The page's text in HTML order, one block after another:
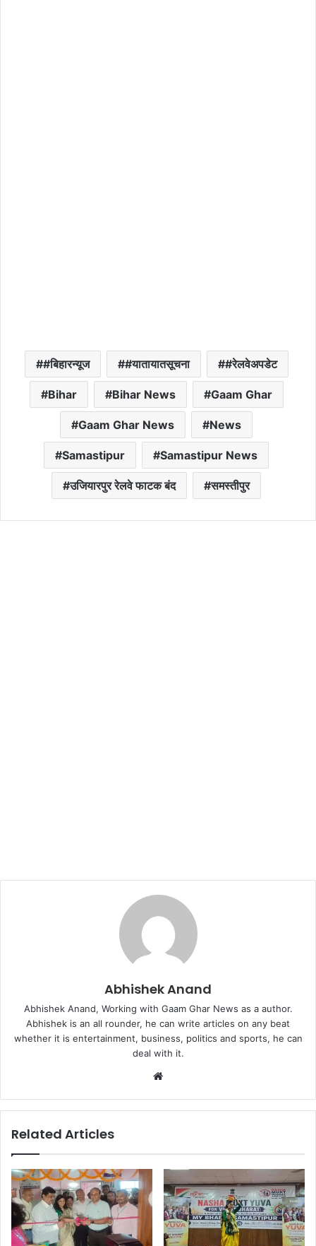
#बिहारन्यूज #यातायातसूचना #रेलवेअपडेट
Bihar Bihar News Gaam Ghar
Gaam Ghar News News
Samastipur Samastipur News
उजियारपुर रेलवे फाटक बंद समस्तीपुर
Abhishek Anand
Abhishek Anand, Working with Gaam Ghar News as a author.
Abhishek is an all rounder, he can write articles on any beat
whether it is entertainment, business, politics and sports, he can
deal with it.
Website
Related Articles